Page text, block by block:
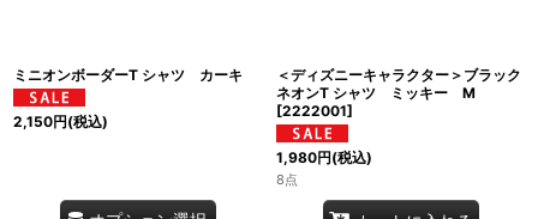
ミニオンボーダーT シャツ カーキ
2,150円(税込)
＜ディズニーキャラクター＞ブラック
ネオンT シャツ ミッキー M
[2222001]
1,980円(税込)
8点